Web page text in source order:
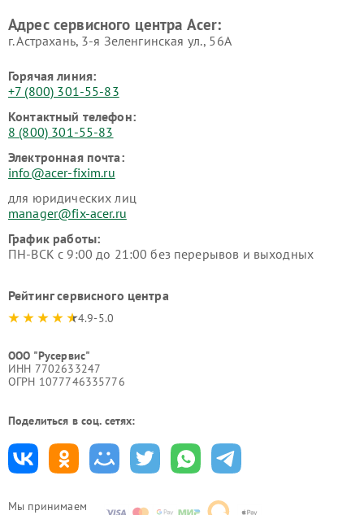
Мы принимаем
Адрес сервисного центра Acer:
г. Астрахань, 3-я Зеленгинская ул., 56А
Горячая линия:
+7 (800) 301-55-83
Контактный телефон:
8 (800) 301-55-83
Электронная почта:
info@acer-fixim.ru
для юридических лиц
manager@fix-acer.ru
График работы:
ПН-ВСК с 9:00 до 21:00 без перерывов и выходных
Рейтинг сервисного центра
4.9-5.0
ООО "Русервис"
ИНН 7702633247
ОГРН 1077746335776
Поделиться в соц. сетях: